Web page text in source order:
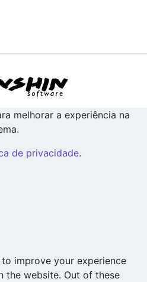
melhorar a experiência na
de privacidade.
improve your experience
the website. Out of these